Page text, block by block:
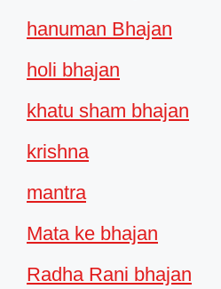
hanuman Bhajan
holi bhajan
khatu sham bhajan
krishna
mantra
Mata ke bhajan
Radha Rani bhajan